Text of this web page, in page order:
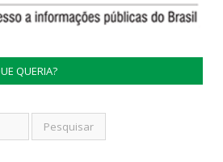
QUERIA?